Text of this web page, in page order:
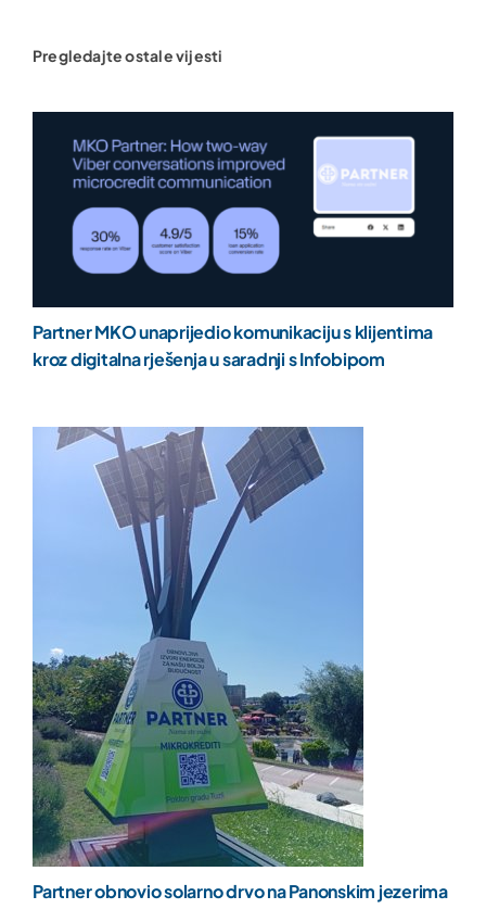
Pregledajte ostale vijesti
Partner MKO unaprijedio komunikaciju s klijentima
kroz digitalna rješenja u saradnji s Infobipom
Partner obnovio solarno drvo na Panonskim jezerima